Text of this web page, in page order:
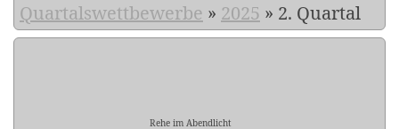
Quartalswettbewerbe » 2025 » 2. Quartal
Rehe im Abendlicht